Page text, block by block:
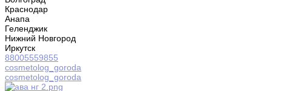
Краснодар
Анапа
Геленджик
Нижний Новгород
Иркутск
88005559855
cosmetolog_goroda
cosmetolog_goroda